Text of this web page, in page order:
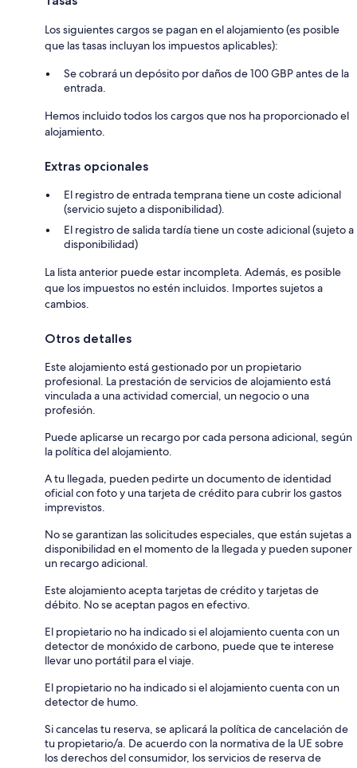
Los siguientes cargos se pagan en el alojamiento (es posible
que las tasas incluyan los impuestos aplicables):
Se cobrará un depósito por daños de 100 GBP antes de la
entrada.
Hemos incluido todos los cargos que nos ha proporcionado el
alojamiento.
Extras opcionales
El registro de entrada temprana tiene un coste adicional
(servicio sujeto a disponibilidad).
El registro de salida tardía tiene un coste adicional (sujeto a
disponibilidad)
La lista anterior puede estar incompleta. Además, es posible
que los impuestos no estén incluidos. Importes sujetos a
cambios.
Otros detalles
Este alojamiento está gestionado por un propietario
profesional. La prestación de servicios de alojamiento está
vinculada a una actividad comercial, un negocio o una
profesión.
Puede aplicarse un recargo por cada persona adicional, según
la política del alojamiento.
A tu llegada, pueden pedirte un documento de identidad
oficial con foto y una tarjeta de crédito para cubrir los gastos
imprevistos.
No se garantizan las solicitudes especiales, que están sujetas a
disponibilidad en el momento de la llegada y pueden suponer
un recargo adicional.
Este alojamiento acepta tarjetas de crédito y tarjetas de
débito. No se aceptan pagos en efectivo.
El propietario no ha indicado si el alojamiento cuenta con un
detector de monóxido de carbono, puede que te interese
llevar uno portátil para el viaje.
El propietario no ha indicado si el alojamiento cuenta con un
detector de humo.
Si cancelas tu reserva, se aplicará la política de cancelación de
tu propietario/a. De acuerdo con la normativa de la UE sobre
los derechos del consumidor, los servicios de reserva de